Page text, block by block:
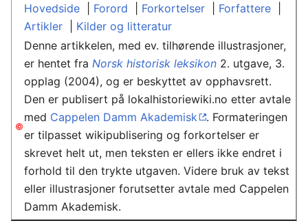
Hovedside| Forord Forkortelser| Forfattere|
Artikler| Kilder og litteratur
Denne artikkelen, med ev. tilhørende illustrasjoner,
er hentet fra Norsk historisk leksikon2. utgave, 3.
opplag (2004), og er beskyttet av opphavsrett.
Den er publisert på lokalhistoriewiki.no etter avtale
med Cappelen Damm Akademisk
. Formateringen
er tilpasset wikipublisering og forkortelser er
skrevet helt ut, men teksten er ellers ikke endret i
forhold til den trykte utgaven. Videre bruk av tekst
eller illustrasjoner forutsetter avtale med Cappelen
Damm Akademisk.